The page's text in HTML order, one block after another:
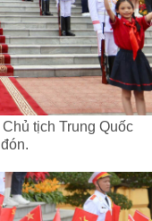
tịch Trung Quốc